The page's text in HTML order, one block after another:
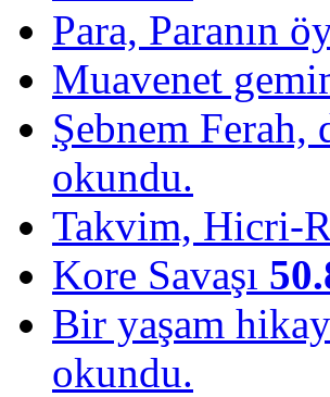
Para, Paranın
Muavenet
Şebnem Ferah,
okundu.
Takvim, Hicri-
Kore Savaşı
Bir yaşam
okundu.